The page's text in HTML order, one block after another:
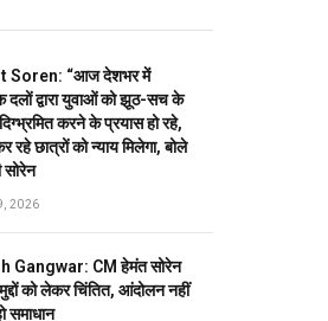
Soren: “आज देशभर में
दलों द्वारा युवाओं को झूठ-सच के
करने के प्रयास हो रहे,
रहे छात्रों को न्याय मिलेगा, बोले
सोरेन
2026
Gangwar: CM हेमंत सोरेन
को लेकर चिंतित, आंदोलन नहीं
समाधान